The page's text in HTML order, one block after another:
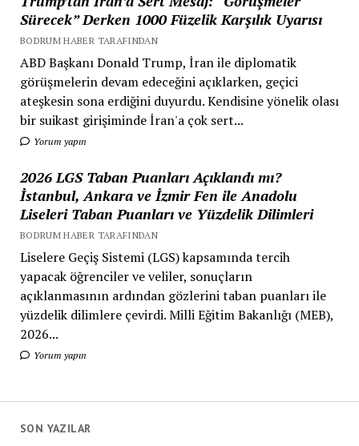
Sürecek” Derken 1000 Füzelik Karşılık Uyarısı
BODRUM HABER TARAFINDAN
ABD Başkanı Donald Trump, İran ile diplomatik
görüşmelerin devam edeceğini açıklarken, geçici
ateşkesin sona erdiğini duyurdu. Kendisine yönelik olası
bir suikast girişiminde İran'a çok sert...
Yorum yapın
2026 LGS Taban Puanları Açıklandı mı?
İstanbul, Ankara ve İzmir Fen ile Anadolu
Liseleri Taban Puanları ve Yüzdelik Dilimleri
BODRUM HABER TARAFINDAN
Liselere Geçiş Sistemi (LGS) kapsamında tercih
yapacak öğrenciler ve veliler, sonuçların
açıklanmasının ardından gözlerini taban puanları ile
yüzdelik dilimlere çevirdi. Milli Eğitim Bakanlığı (MEB),
2026...
Yorum yapın
SON YAZILAR